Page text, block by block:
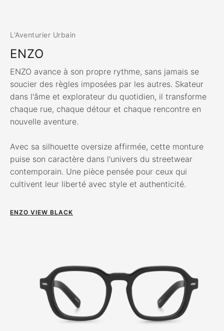
L'Aventurier Urbain
ENZO
ENZO avance à son propre rythme, sans jamais se
soucier des règles imposées par les autres. Skateur
dans l'âme et explorateur du quotidien, il transforme
chaque rue, chaque détour et chaque rencontre en
nouvelle aventure.
Avec sa silhouette oversize affirmée, cette monture
puise son caractère dans l'univers du streetwear
contemporain. Une pièce pensée pour ceux qui
cultivent leur liberté avec style et authenticité.
ENZO VIEW BLACK